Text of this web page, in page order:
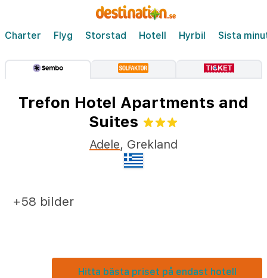
Charter Flyg Storstad Hotell Hyrbil Sista
Trefon Hotel Apartments and
Suites
Adele, Grekland
Hitta bästa priset på endast hotell
+58 bilder